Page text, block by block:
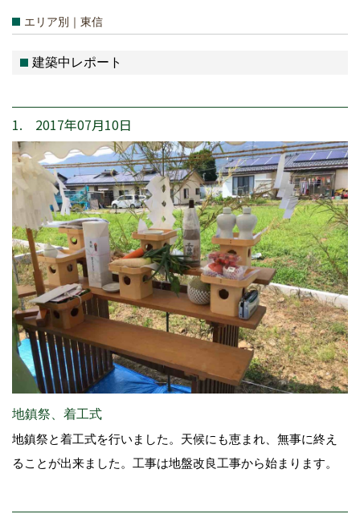
エリア別｜東信
建築中レポート
1. 2017年07月10日
地鎮祭、着工式
地鎮祭と着工式を行いました。天候にも恵まれ、無事に終え
ることが出来ました。工事は地盤改良工事から始まります。